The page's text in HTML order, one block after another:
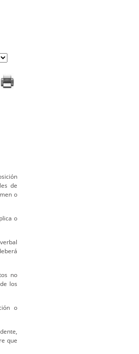
de
o
o
no
los
o
que